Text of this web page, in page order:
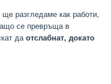
ще разгледаме как работи,
се превръща в
даотслабнат, докато